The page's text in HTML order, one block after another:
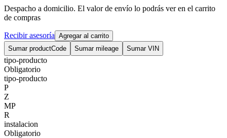
Despacho a domicilio. El valor de envío lo podrás ver en el carrito
de compras
Recibir asesoría Agregar al carrito
Sumar productCode
Sumar mileage Sumar VIN
tipo-producto
Obligatorio
tipo-producto
P
Z
MP
R
instalacion
Obligatorio